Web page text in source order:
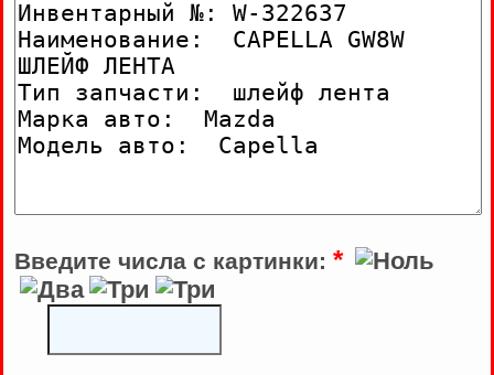
Введите числа с картинки: *